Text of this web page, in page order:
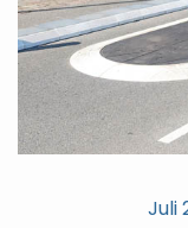
Juli